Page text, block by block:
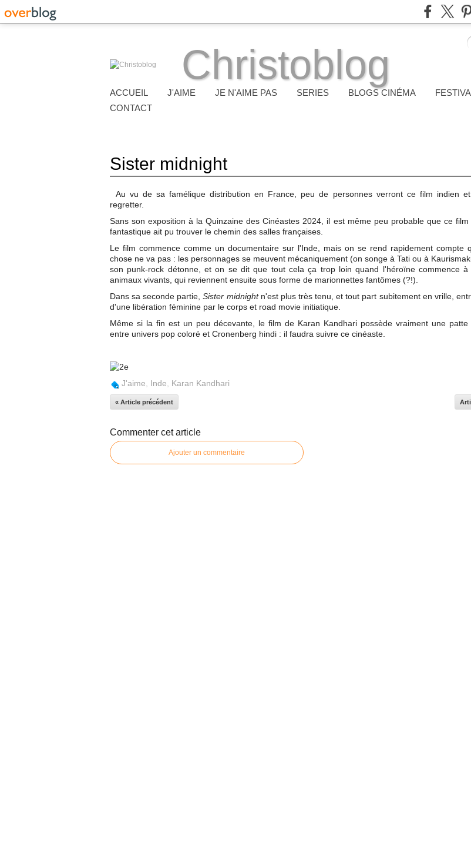
Christoblog
ACCUEIL J'AIME JE N'AIME PAS SERIES BLOGS CINÉMA
CONTACT
Sister midnight
Au vu de sa famélique distribution en France, peu de personnes verront ce film indien
regretter.
Sans son exposition à la Quinzaine des Cinéastes 2024, il est même peu probable que ce
fantastique ait pu trouver le chemin des salles françaises.
Le film commence comme un documentaire sur l'Inde, mais on se rend rapidement compte
chose ne va pas : les personnages se meuvent mécaniquement (on songe à Tati ou à
son punk-rock détonne, et on se dit que tout cela ça trop loin quand l'héroïne commence à
animaux vivants, qui reviennent ensuite sous forme de marionnettes fantômes (?!).
Dans sa seconde partie,Sister midnight n'est plus très tenu, et tout part subitement en vrille,
d'une libération féminine par le corps et road movie initiatique.
Même si la fin est un peu décevante, le film de Karan Kandhari possède vraiment une patte
entre univers pop coloré et Cronenberg hindi : il faudra suivre ce cinéaste.
J'aime Inde Karan Kandhari
« Article précédent
Commenter cet article
Ajouter un commentaire